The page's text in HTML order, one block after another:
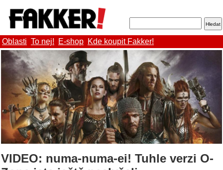
Oblasti To nej! E-shop Kde koupit Fakker!
VIDEO: numa-numa-ei! Tuhle verzi O-